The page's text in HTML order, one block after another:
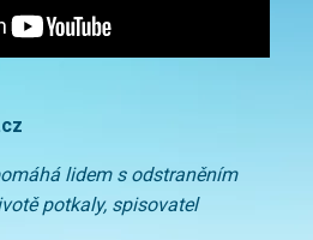
lidem s odstraněním
potkaly, spisovatel